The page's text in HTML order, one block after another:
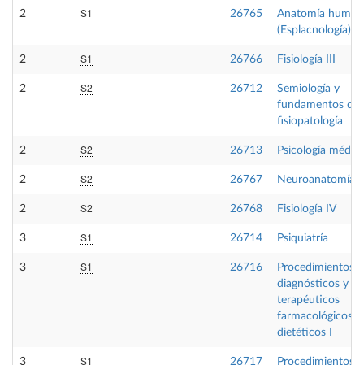
2 S1 26765
Anatomía
(Esplacnología)
2 S1 26766 Fisiología III
2 S2 26712
Semiología y
fundamentos de
fisiopatología
2 S2 26713 Psicología médica
2 S2 26767 Neuroanatomía
2 S2 26768 Fisiología IV
3 S1 26714 Psiquiatría
3 S1 26716
Procedimientos
diagnósticos y
terapéuticos
farmacológicos y
dietéticos I
3 S1 26717 Procedimientos